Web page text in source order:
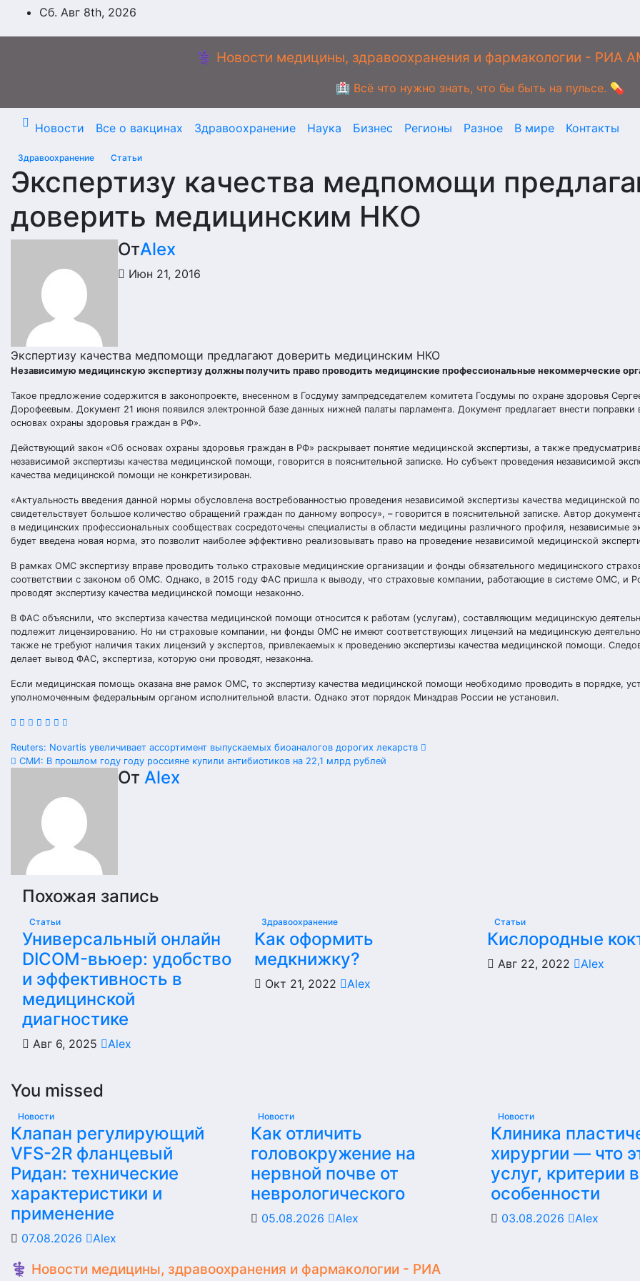
ПерейтиСб. Авг 8th, 2026
⚕️ Новости медицины, здравоохранения и фармакологии -
🏥 Всё что нужно знать, что бы быть на пульсе. 💊
Новости Все о вакцинах Здравоохранение Наука Бизнес Регионы Разное В мире Контакты
Здравоохранение Статьи
Экспертизу качества медпомощи
доверить медицинским НКО
ОтAlex
Июн 21, 2016
Экспертизу качества медпомощи предлагают доверить медицинским НКО
Независимую медицинскую экспертизу должны получить право проводить медицинские профессиональные некоммерческие
Такое предложение содержится в законопроекте, внесенном в Госдуму зампредседателем комитета Госдумы по охране здоровья
Дорофеевым. Документ 21 июня появился электронной базе данных нижней палаты парламента. Документ предлагает внести поправки
основах охраны здоровья граждан в РФ».
Действующий закон «Об основах охраны здоровья граждан в РФ» раскрывает понятие медицинской экспертизы, а также
независимой экспертизы качества медицинской помощи, говорится в пояснительной записке. Но субъект проведения независимой
качества медицинской помощи не конкретизирован.
«Актуальность введения данной нормы обусловлена востребованностью проведения независимой экспертизы качества медицинской
свидетельствует большое количество обращений граждан по данному вопросу», – говорится в пояснительной записке. Автор
в медицинских профессиональных сообществах сосредоточены специалисты в области медицины различного профиля, независимые
будет введена новая норма, это позволит наиболее эффективно реализовывать право на проведение независимой медицинской
В рамках ОМС экспертизу вправе проводить только страховые медицинские организации и фонды обязательного медицинского
соответствии с законом об ОМС. Однако, в 2015 году ФАС пришла к выводу, что страховые компании, работающие в системе ОМС, и
проводят экспертизу качества медицинской помощи незаконно.
В ФАС объяснили, что экспертиза качества медицинской помощи относится к работам (услугам), составляющим медицинскую
подлежит лицензированию. Но ни страховые компании, ни фонды ОМС не имеют соответствующих лицензий на медицинскую
также не требуют наличия таких лицензий у экспертов, привлекаемых к проведению экспертизы качества медицинской помощи.
делает вывод ФАС, экспертиза, которую они проводят, незаконна.
Если медицинская помощь оказана вне рамок ОМС, то экспертизу качества медицинской помощи необходимо проводить в порядке,
уполномоченным федеральным органом исполнительной власти. Однако этот порядок Минздрав России не установил.
Навигация
записям
Reuters: Novartis увеличивает ассортимент выпускаемых биоаналогов дорогих лекарств
СМИ: В прошлом году году россияне купили антибиотиков на 22,1 млрд рублей
От Alex
Похожая запись
Статьи
Универсальный онлайн
DICOM-вьюер: удобство
и эффективность в
медицинской
диагностике
Авг 6, 2025 Alex
Здравоохранение
Как оформить
медкнижку?
Окт 21, 2022 Alex
Статьи
Кислородные
Авг 22, 2022 Alex
You missed
Новости
Клапан регулирующий
VFS-2R фланцевый
Ридан: технические
характеристики и
применение
07.08.2026 Alex
Новости
Как отличить
головокружение на
нервной почве от
неврологического
05.08.2026 Alex
Новости
Клиника
хирургии — что
услуг, критерии
особенности
03.08.2026 Alex
⚕️ Новости медицины, здравоохранения и фармакологии - РИА